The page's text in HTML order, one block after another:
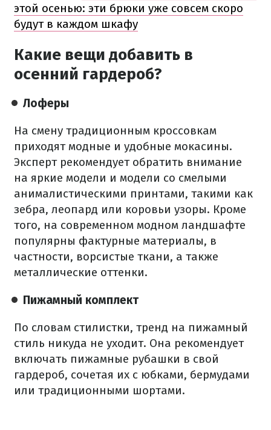
этой осенью: эти брюки уже совсем скоро
будут в каждом шкафу
Какие вещи добавить в
осенний гардероб?
Лоферы
На смену традиционным кроссовкам
приходят модные и удобные мокасины.
Эксперт рекомендует обратить внимание
на яркие модели и модели со смелыми
анималистическими принтами, такими как
зебра, леопард или коровьи узоры. Кроме
того, на современном модном ландшафте
популярны фактурные материалы, в
частности, ворсистые ткани, а также
металлические оттенки.
Пижамный комплект
По словам стилистки, тренд на пижамный
стиль никуда не уходит. Она рекомендует
включать пижамные рубашки в свой
гардероб, сочетая их с юбками, бермудами
или традиционными шортами.